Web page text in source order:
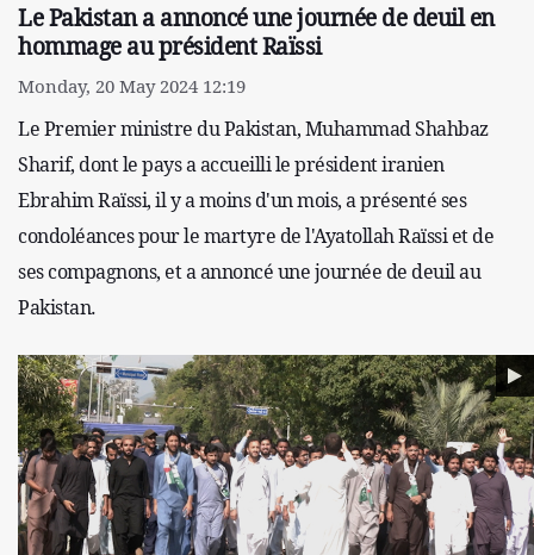
Le Pakistan a annoncé une journée de deuil en
hommage au président Raïssi
Monday, 20 May 2024 12:19
Le Premier ministre du Pakistan, Muhammad Shahbaz
Sharif, dont le pays a accueilli le président iranien
Ebrahim Raïssi, il y a moins d'un mois, a présenté ses
condoléances pour le martyre de l'Ayatollah Raïssi et de
ses compagnons, et a annoncé une journée de deuil au
Pakistan.